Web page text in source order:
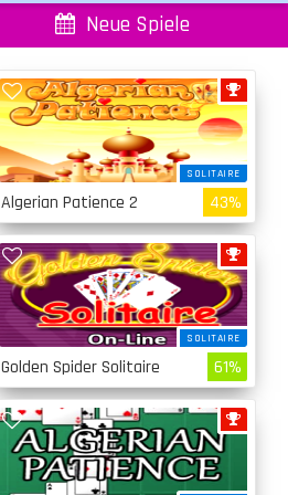
Neue Spiele
SOLITAIRE
Algerian Patience 2 43%
SOLITAIRE
Golden Spider Solitaire 61%